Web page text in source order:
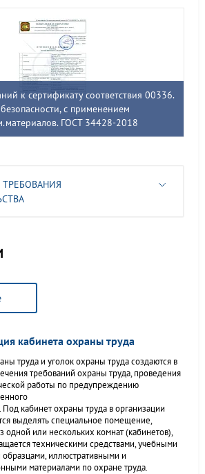
к сертификату соответствия 00336.
с применением
ГОСТ 34428-2018
кабинета охраны труда
труда и уголок охраны труда создаются в
требований охраны труда, проведения
работы по предупреждению
Под кабинет охраны труда в организации
выделять специальное помещение,
одной или нескольких комнат (кабинетов),
техническими средствами, учебными
иллюстративными и
материалами по охране труда.